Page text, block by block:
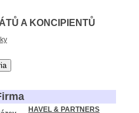
A KONCIPIENTŮ
HAVEL & PARTNERS